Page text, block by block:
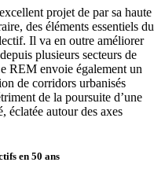
projet de par sa haute
des éléments essentiels du
Il va en outre améliorer
plusieurs secteurs de
REM envoie également un
de corridors urbanisés
de la poursuite d’une
éclatée autour des axes
en 50 ans